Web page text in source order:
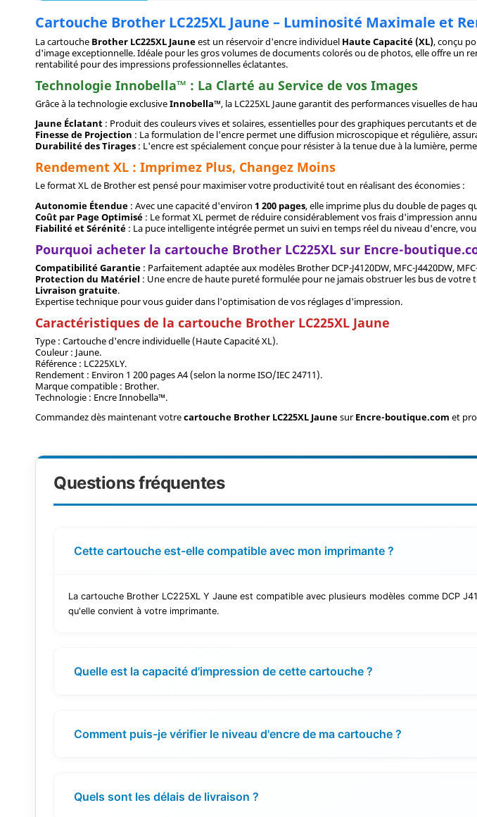
Cartouche Brother LC225XL Jaune – Luminosité Maximale et
La cartouche Brother LC225XL Jauneest un réservoir d'encre individuel Haute Capacité (XL), conçu
d'image exceptionnelle. Idéale pour les gros volumes de documents colorés ou de photos, elle offre un
rentabilité pour des impressions professionnelles éclatantes.
Technologie Innobella™ : La Clarté au Service de vos Images
Grâce à la technologie exclusiveInnobella™, la LC225XL Jaune garantit des performances visuelles de
Jaune Éclatant : Produit des couleurs vives et solaires, essentielles pour des graphiques percutants et
Finesse de Projection : La formulation de l'encre permet une diffusion microscopique et régulière,
Durabilité des Tirages : L'encre est spécialement conçue pour résister à la tenue due à la lumière,
Rendement XL : Imprimez Plus, Changez Moins
Le format XL de Brother est pensé pour maximiser votre productivité tout en réalisant des économies :
Autonomie Étendue : Avec une capacité d'environ1 200 pages, elle imprime plus du double de pages
Coût par Page Optimisé : Le format XL permet de réduire considérablement vos frais d'impression
Fiabilité et Sérénité : La puce intelligente intégrée permet un suivi en temps réel du niveau d'encre,
Pourquoi acheter la cartouche Brother LC225XL sur Encre-
Compatibilité Garantie : Parfaitement adaptée aux modèles Brother DCP-J4120DW, MFC-J4420DW,
Protection du Matériel : Une encre de haute pureté formulée pour ne jamais obstruer les bus de
Livraison gratuite.
Expertise technique pour vous guider dans l'optimisation de vos réglages d'impression.
Caractéristiques de la cartouche Brother LC225XL Jaune
Type : Cartouche d'encre individuelle (Haute Capacité XL).
Couleur : Jaune.
Référence : LC225XLY.
Rendement : Environ 1 200 pages A4 (selon la norme ISO/IEC 24711).
Marque compatible : Brother.
Technologie : Encre Innobella™.
Commandez dès maintenant votrecartouche Brother LC225XL JaunesurEncre-boutique.com et
Questions fréquentes
Cette cartouche est-elle compatible avec mon imprimante ?
La cartouche Brother LC225XL Y Jaune est compatible avec plusieurs modèles comme DCP
qu'elle convient à votre imprimante.
Quelle est la capacité d'impression de cette cartouche ?
Comment puis-je vérifier le niveau d'encre de ma cartouche ?
Quels sont les délais de livraison ?